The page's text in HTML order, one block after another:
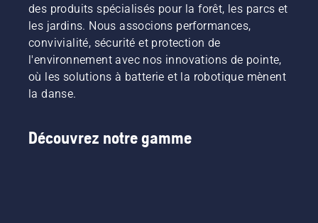
des produits spécialisés pour la forêt, les parcs et
les jardins. Nous associons performances,
convivialité, sécurité et protection de
l'environnement avec nos innovations de pointe,
où les solutions à batterie et la robotique mènent
la danse.
Découvrez notre gamme